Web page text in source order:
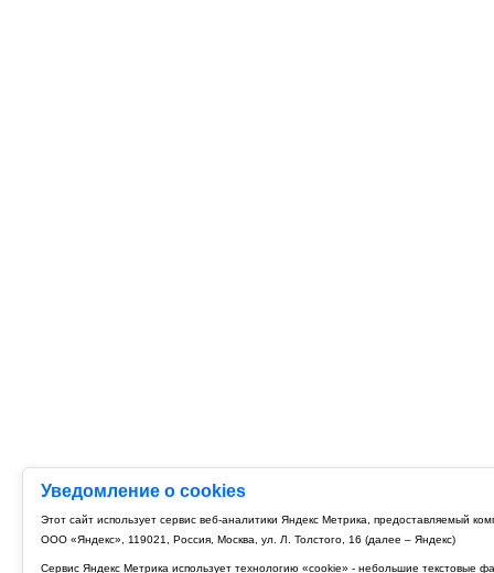
Уведомление о cookies
Этот сайт использует сервис веб-аналитики Яндекс Метрика, предоставляемый
ООО «Яндекс», 119021, Россия, Москва, ул. Л. Толстого, 16 (далее – Яндекс)
Сервис Яндекс Метрика использует технологию «cookie» - небольшие текстовые